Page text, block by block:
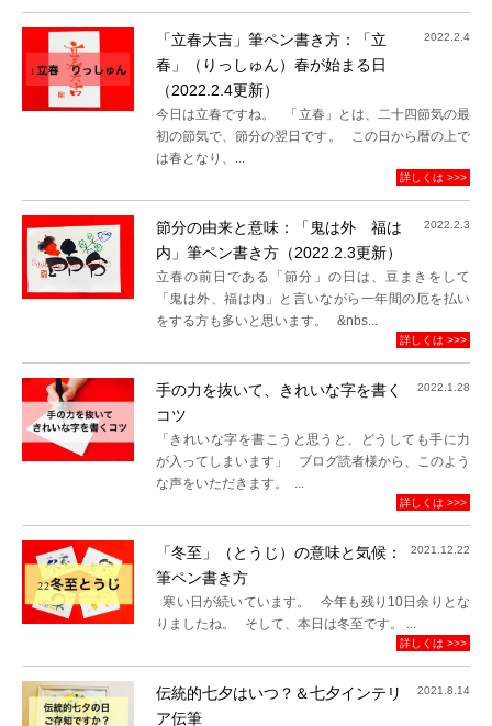
「立春大吉」筆ペン書き方：「立
春」（りっしゅん）春が始まる日
（2022.2.4更新）
2022.2.4
今日は立春ですね。 「立春」とは、二十四節気の最
初の節気で、節分の翌日です。 この日から暦の上で
は春となり、...
詳しくは >>>
節分の由来と意味：「鬼は外 福は
内」筆ペン書き方（2022.2.3更新）
2022.2.3
立春の前日である「節分」の日は、豆まきをして
「鬼は外、福は内」と言いながら一年間の厄を払い
をする方も多いと思います。 &nbs...
詳しくは >>>
手の力を抜いて、きれいな字を書く
コツ
2022.1.28
「きれいな字を書こうと思うと、どうしても手に力
が入ってしまいます」 ブログ読者様から、このよう
な声をいただきます。 ...
詳しくは >>>
「冬至」（とうじ）の意味と気候：
筆ペン書き方
2021.12.22
寒い日が続いています。 今年も残り10日余りとな
りましたね。 そして、本日は冬至です。 ...
詳しくは >>>
伝統的七夕はいつ？＆七夕インテリ
ア伝筆
2021.8.14